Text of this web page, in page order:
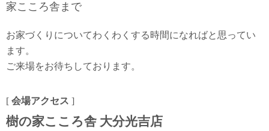
家こころ舎まで
お家づくりについてわくわくする時間になればと思ってい
ます。
ご来場をお待ちしております。
[ 会場アクセス ]
樹の家こころ舎 大分光吉店